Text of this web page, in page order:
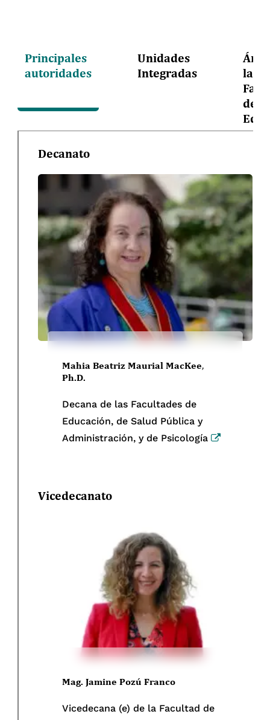
Principales
autoridades
Unidades
Integradas
la
de
Decanato
Mahia Beatriz Maurial MacKee,
Ph.D.
Decana de las Facultades de
Educación, de Salud Pública y
Administración, y de Psicología
Vicedecanato
Mag. Jamine Pozú Franco
Vicedecana (e) de la Facultad de